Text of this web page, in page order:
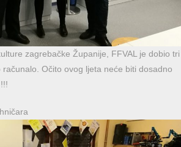
zagrebačke Županije, FFVAL je dobio tri
Očito ovog ljeta neće biti dosadno